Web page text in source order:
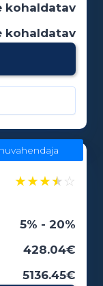
kohaldatav
kohaldatav
★★★★☆
5% - 20%
428.04€
5136.45€